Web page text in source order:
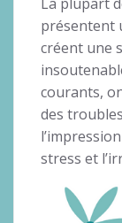
présentent
créent une
courants,
des
stress et